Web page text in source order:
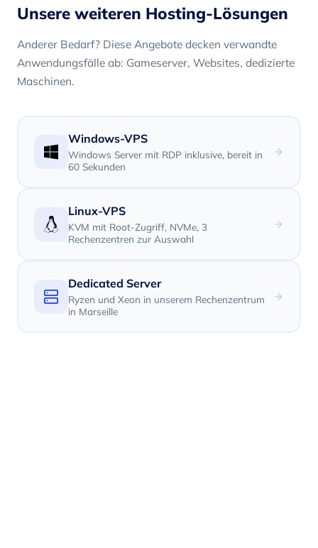
Unsere weiteren Hosting-Lösungen
Anderer Bedarf? Diese Angebote decken verwandte
Anwendungsfälle ab: Gameserver, Websites, dedizierte
Maschinen.
Windows-VPS
Windows Server mit RDP inklusive, bereit in
60 Sekunden
Linux-VPS
KVM mit Root-Zugriff, NVMe, 3
Rechenzentren zur Auswahl
Dedicated Server
Ryzen und Xeon in unserem Rechenzentrum
in Marseille